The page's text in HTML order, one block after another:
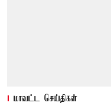
மாவட்ட செய்திகள்